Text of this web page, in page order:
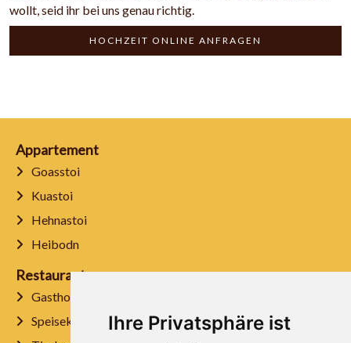
Ihre Privatsphäre ist
wollt, seid ihr bei uns genau richtig.
HOCHZEIT ONLINE ANFRAGEN
Appartement
Goasstoi
Kuastoi
Hehnastoi
Heibodn
Restaurant
Gasthof
Speisekarte